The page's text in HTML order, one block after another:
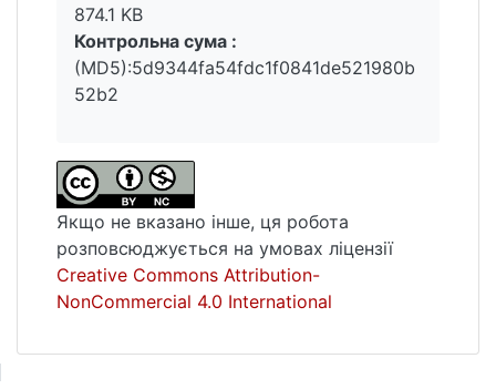
874.1 KB
Контрольна сума :
(MD5):5d9344fa54fdc1f0841de521980b
52b2
Якщо не вказано інше, ця робота
розповсюджується на умовах ліцензії
Creative Commons Attribution-
NonCommercial 4.0 International